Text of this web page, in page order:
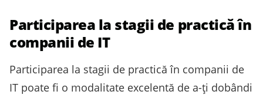
Participarea la stagii de practică în
companii de IT
Participarea la stagii de practică în companii de
IT poate fi o modalitate excelentă de a-ți dobândi